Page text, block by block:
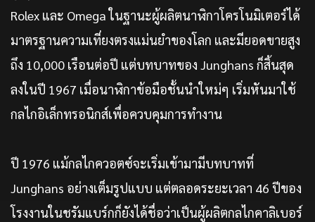
Rolex และ Omega ในฐานะผู้ผลิตนาฬิกาโครโนมิเตอร์ได้
มาตรฐานความเที่ยงตรงแม่นยำของโลก และมียอดขายสูง
ถึง 10,000 เรือนต่อปี แต่บทบาทของ Junghans ก็สิ้นสุด
ลงในปี 1967 เมื่อนาฬิกาข้อมือชั้นนำใหม่ๆ เริ่มหันมาใช้
กลไกอิเล็กทรอนิกส์เพื่อควบคุมการทำงาน
ปี 1976 แม้กลไกควอตซ์จะเริ่มเข้ามามีบทบาทที่
Junghans อย่างเต็มรูปแบบ แต่ตลอดระยะเวลา 46 ปีของ
โรงงานในชรัมแบร์กก็ยังได้ชื่อว่าเป็นผู้ผลิตกลไกคาลิเบอร์